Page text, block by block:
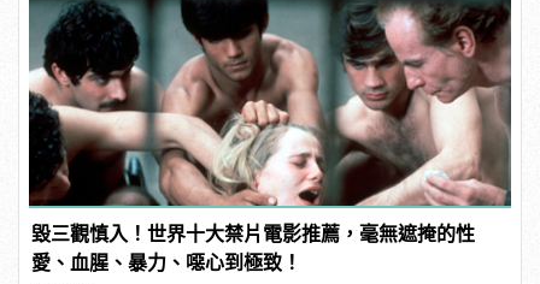
毀三觀慎入！世界十大禁片電影推薦，毫無遮掩的性
愛、血腥、暴力、噁心到極致！